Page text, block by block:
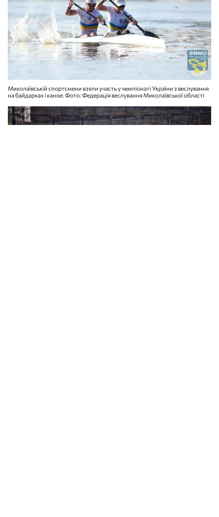
Миколаївській спортсмени взяли участь у чемпіонаті України з веслування
на байдарках і каное. Фото: Федерація веслування Миколаївської області